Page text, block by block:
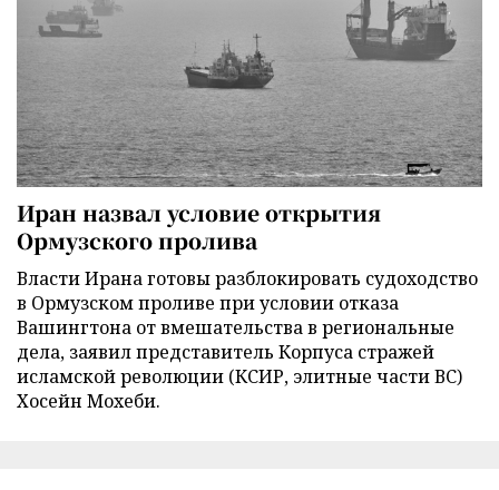
Иран назвал условие открытия
Ормузского пролива
Власти Ирана готовы разблокировать судоходство
в Ормузском проливе при условии отказа
Вашингтона от вмешательства в региональные
дела, заявил представитель Корпуса стражей
исламской революции (КСИР, элитные части ВС)
Хосейн Мохеби.